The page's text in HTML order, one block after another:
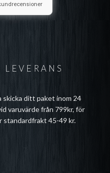
skicka ditt paket inom 24
varuvärde från 799kr, för
standardfrakt 45-49 kr.